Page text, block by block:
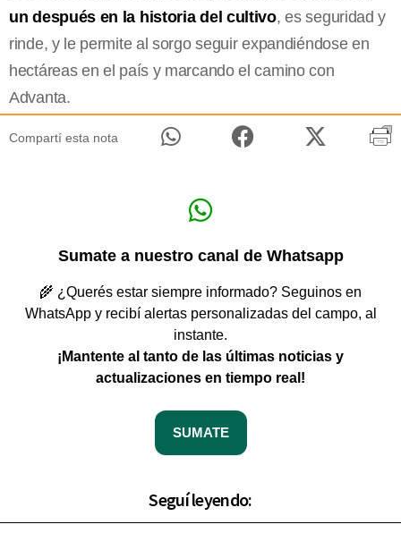
un después en la historia del cultivo, es seguridad y
rinde, y le permite al sorgo seguir expandiéndose en
hectáreas en el país y marcando el camino con
Advanta.
Compartí esta nota
Sumate a nuestro canal de Whatsapp
🌾 ¿Querés estar siempre informado? Seguinos en
WhatsApp y recibí alertas personalizadas del campo, al
instante.
¡Mantente al tanto de las últimas noticias y
actualizaciones en tiempo real!
SUMATE
Seguí leyendo: